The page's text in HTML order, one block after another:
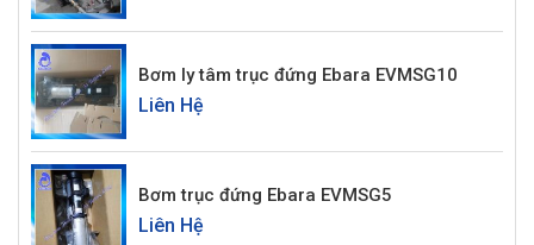
Bơm ly tâm trục đứng Ebara EVMSG10
Liên Hệ
Bơm trục đứng Ebara EVMSG5
Liên Hệ